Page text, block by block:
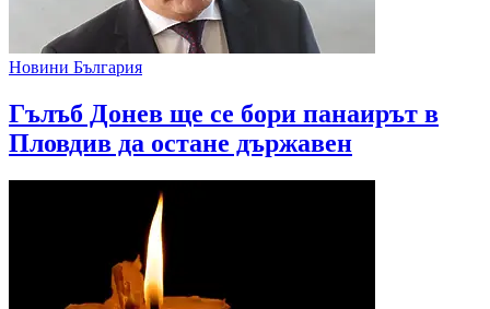
Новини България
Гълъб Донев ще се бори панаирът в
Пловдив да остане държавен